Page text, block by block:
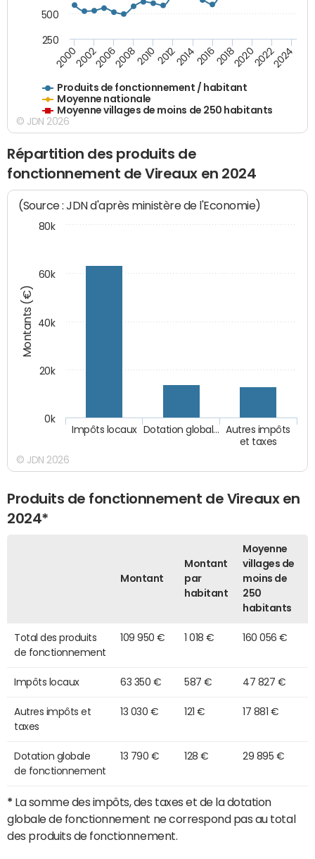
Produits de fonctionnement / habitant
Moyenne nationale
Moyenne villages de moins de 250 habitants
200020022006200820102012201420162018202020222024
250
500
© JDN 2026
Répartition des produits de
fonctionnement de Vireaux en 2024
Montants (€)
(Source : JDN d'après ministère de l'Economie)
Autres impôts
et taxes
Dotation global…
Impôts locaux
0k
20k
40k
60k
80k
© JDN 2026
Produits de fonctionnement de Vireaux en
2024*
Montant
Montant
par
habitant
Moyenne
villages de
moins de
250
habitants
Total des produits
de fonctionnement
109 950 € 1 018 € 160 056 €
Impôts locaux 63 350 € 587 € 47 827 €
Autres impôts et
taxes
13 030 € 121 € 17 881 €
Dotation globale
de fonctionnement
13 790 € 128 € 29 895 €
* La somme des impôts, des taxes et de la dotation
globale de fonctionnement ne correspond pas au total
des produits de fonctionnement.